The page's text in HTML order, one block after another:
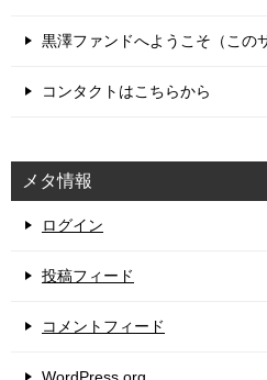
黒澤ファンドへようこそ（この
コンタクトはこちらから
メタ情報
ログイン
投稿フィード
コメントフィード
WordPress.org